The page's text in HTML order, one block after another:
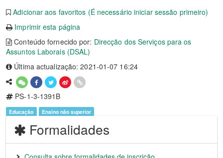
Adicionar aos favoritos (É necessário iniciar sessão primeiro)
Imprimir esta página
Conteúdo fornecido por: Direcção dos Serviços para os
Assuntos Laborais (DSAL)
Última actualização: 2021-01-07 16:24
PS-1-3-1391B
Educação Ensino não superior
Formalidades